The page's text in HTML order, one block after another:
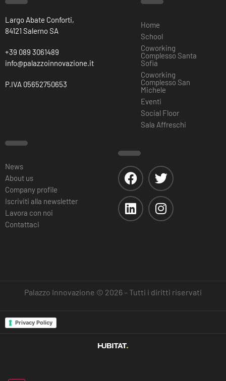
Largo Abate Conforti,
84121 Salerno SA
+39 089 3061489
info@palazzoinnovazione.it
P.IVA 05652750653
Home
School
Coworking
Complesso Santa
Sofia
Coworking
Complesso San
Michele
Eventi
Social Floor
Sala Affreschi
News
About us
Company profile
Iscriviti alla newsletter
Lavora con noi
Contattaci
Palazzo Innovazione © 2026 – Tutti i diritti riservati
Privacy Policy